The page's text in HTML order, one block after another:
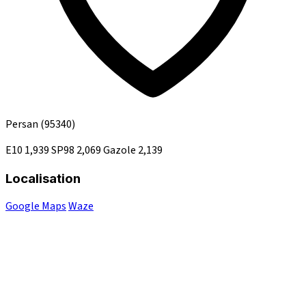
Persan (95340)
E10 1,939SP98 2,069Gazole 2,139
Localisation
Google MapsWaze